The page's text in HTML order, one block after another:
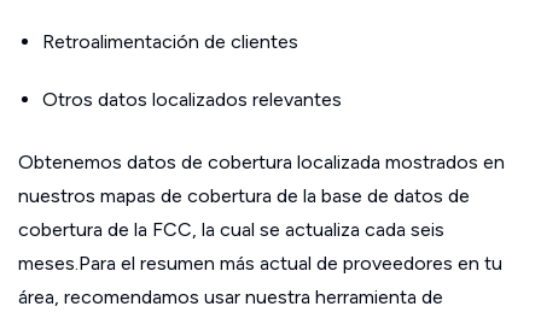
Retroalimentación de clientes
Otros datos localizados relevantes
Obtenemos datos de cobertura localizada mostrados en
nuestros mapas de cobertura de la base de datos de
cobertura de la FCC, la cual se actualiza cada seis
meses.Para el resumen más actual de proveedores en tu
área, recomendamos usar nuestra herramienta de